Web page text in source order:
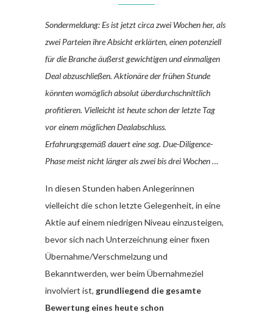
Sondermeldung: Es ist jetzt circa zwei Wochen her, als
zwei Parteien ihre Absicht erklärten, einen potenziell
für die Branche äußerst gewichtigen und einmaligen
Deal abzuschließen. Aktionäre der frühen Stunde
könnten womöglich absolut überdurchschnittlich
profitieren. Vielleicht ist heute schon der letzte Tag
vor einem möglichen Dealabschluss.
Erfahrungsgemäß dauert eine sog. Due-Diligence-
Phase meist nicht länger als zwei bis drei Wochen …
In diesen Stunden haben Anlegerinnen
vielleicht die schon letzte Gelegenheit, in eine
Aktie auf einem niedrigen Niveau einzusteigen,
bevor sich nach Unterzeichnung einer fixen
Übernahme/Verschmelzung und
Bekanntwerden, wer beim Übernahmeziel
involviert ist, grundliegend die gesamte
Bewertung eines heute schon